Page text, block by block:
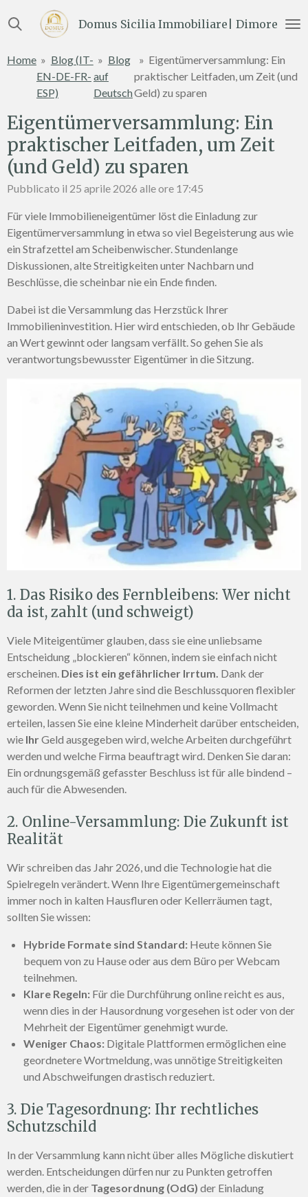
al
principale
Domus Sicilia Immobiliare| Dimore e
Home » Blog (IT-
EN-DE-FR-
ESP)
» Blog
auf
Deutsch
» Eigentümerversammlung: Ein
praktischer Leitfaden, um Zeit (und
Geld) zu sparen
Eigentümerversammlung: Ein
praktischer Leitfaden, um Zeit
(und Geld) zu sparen
Pubblicato il 25 aprile 2026 alle ore 17:45
Für viele Immobilieneigentümer löst die Einladung zur
Eigentümerversammlung in etwa so viel Begeisterung aus wie
ein Strafzettel am Scheibenwischer. Stundenlange
Diskussionen, alte Streitigkeiten unter Nachbarn und
Beschlüsse, die scheinbar nie ein Ende finden.
Dabei ist die Versammlung das Herzstück Ihrer
Immobilieninvestition. Hier wird entschieden, ob Ihr Gebäude
an Wert gewinnt oder langsam verfällt. So gehen Sie als
verantwortungsbewusster Eigentümer in die Sitzung.
1. Das Risiko des Fernbleibens: Wer nicht
da ist, zahlt (und schweigt)
Viele Miteigentümer glauben, dass sie eine unliebsame
Entscheidung „blockieren“ können, indem sie einfach nicht
erscheinen. Dies ist ein gefährlicher Irrtum. Dank der
Reformen der letzten Jahre sind die Beschlussquoren flexibler
geworden. Wenn Sie nicht teilnehmen und keine Vollmacht
erteilen, lassen Sie eine kleine Minderheit darüber entscheiden,
wie IhrGeld ausgegeben wird, welche Arbeiten durchgeführt
werden und welche Firma beauftragt wird. Denken Sie daran:
Ein ordnungsgemäß gefasster Beschluss ist für alle bindend –
auch für die Abwesenden.
2. Online-Versammlung: Die Zukunft ist
Realität
Wir schreiben das Jahr 2026, und die Technologie hat die
Spielregeln verändert. Wenn Ihre Eigentümergemeinschaft
immer noch in kalten Hausfluren oder Kellerräumen tagt,
sollten Sie wissen:
Hybride Formate sind Standard: Heute können Sie
bequem von zu Hause oder aus dem Büro per Webcam
teilnehmen.
Klare Regeln: Für die Durchführung online reicht es aus,
wenn dies in der Hausordnung vorgesehen ist oder von der
Mehrheit der Eigentümer genehmigt wurde.
Weniger Chaos: Digitale Plattformen ermöglichen eine
geordnetere Wortmeldung, was unnötige Streitigkeiten
und Abschweifungen drastisch reduziert.
3. Die Tagesordnung: Ihr rechtliches
Schutzschild
In der Versammlung kann nicht über alles Mögliche diskutiert
werden. Entscheidungen dürfen nur zu Punkten getroffen
werden, die in der Tagesordnung (OdG) der Einladung